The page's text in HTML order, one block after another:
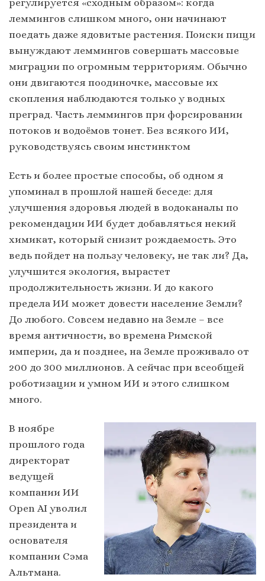
леммингов слишком много, они начинают
поедать даже ядовитые растения. Поиски пищи
вынуждают леммингов совершать массовые
миграции по огромным территориям. Обычно
они двигаются поодиночке, массовые их
скопления наблюдаются только у водных
преград. Часть леммингов при форсировании
потоков и водоёмов тонет. Без всякого ИИ,
руководствуясь своим инстинктом
Есть и более простые способы, об одном я
упоминал в прошлой нашей беседе: для
улучшения здоровья людей в водоканалы по
рекомендации ИИ будет добавляться некий
химикат, который снизит рождаемость. Это
ведь пойдет на пользу человеку, не так ли? Да,
улучшится экология, вырастет
продолжительность жизни. И до какого
предела ИИ может довести население Земли?
До любого. Совсем недавно на Земле – все
время античности, во времена Римской
империи, да и позднее, на Земле проживало от
200 до 300 миллионов. А сейчас при всеобщей
роботизации и умном ИИ и этого слишком
много.
В ноябре
прошлого года
директорат
ведущей
компании ИИ
Open AI уволил
президента и
основателя
компании Сэма
Альтмана.